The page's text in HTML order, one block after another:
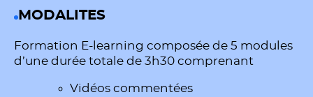
MODALITES
Formation E-learning composée de 5 modules
d’une durée totale de 3h30 comprenant
Vidéos commentées